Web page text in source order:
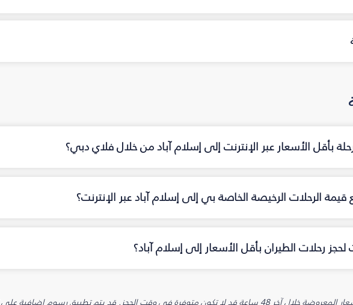
بأقل الأسعار عبر الإنترنت إلى إسلام آباد من خلال فلاي دبي؟
الرحلات الرخيصة الخاصة بي إلى إسلام آباد عبر الإنترنت؟
رحلات الطيران بأقل الأسعار إلى إسلام آباد؟
الحجز. قد يتم تطبيق رسوم إضافية على الإضافات الاختيارية.